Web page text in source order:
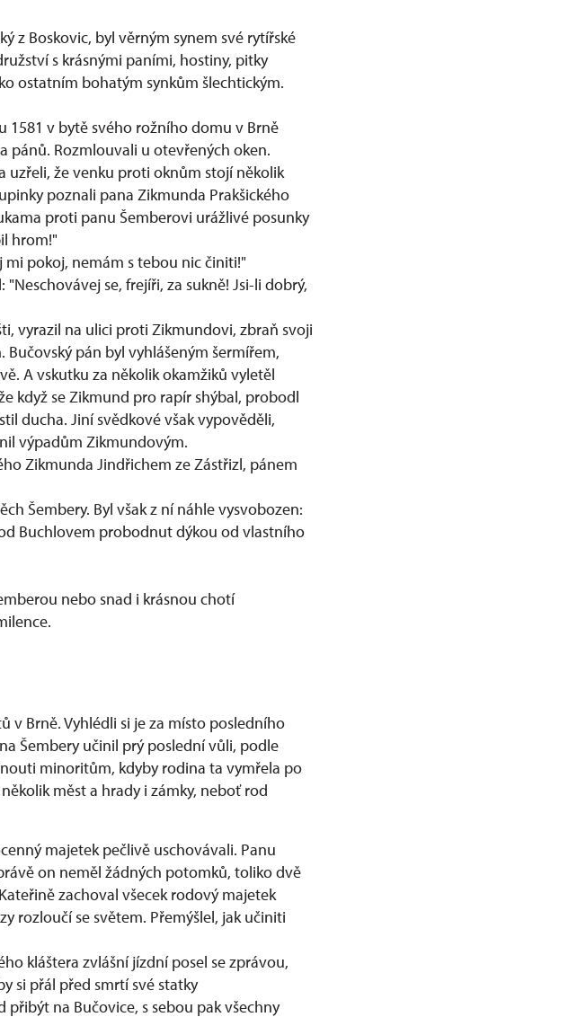
z Boskovic, byl věrným synem své rytířské
s krásnými paními, hostiny, pitky
ostatním bohatým synkům šlechtickým.
1581 v bytě svého rožního domu v Brně
pánů. Rozmlouvali u otevřených oken.
uzřeli, že venku proti oknům stojí několik
poznali pana Zikmunda Prakšického
proti panu Šemberovi urážlivé posunky
hrom!"
mi pokoj, nemám s tebou nic činiti!"
se, frejíři, za sukně! Jsi-li dobrý,
vyrazil na ulici proti Zikmundovi, zbraň svoji
pán byl vyhlášeným šermířem,
A vskutku za několik okamžiků vyletěl
když se Zikmund pro rapír shýbal, probodl
ducha. Jiní svědkové však vypověděli,
výpadům Zikmundovým.
Zikmunda Jindřichem ze Zástřizl, pánem
Šembery. Byl však z ní náhle vysvobozen:
Buchlovem probodnut dýkou od vlastního
nebo snad i krásnou chotí
v Brně. Vyhlédli si je za místo posledního
Šembery učinil prý poslední vůli, podle
minoritům, kdyby rodina ta vymřela po
měst a hrady i zámky, neboť rod
majetek pečlivě uschovávali. Panu
on neměl žádných potomků, toliko dvě
zachoval všecek rodový majetek
rozloučí se světem. Přemýšlel, jak učiniti
kláštera zvlášní jízdní posel se zprávou,
si přál před smrtí své statky
na Bučovice, s sebou pak všechny